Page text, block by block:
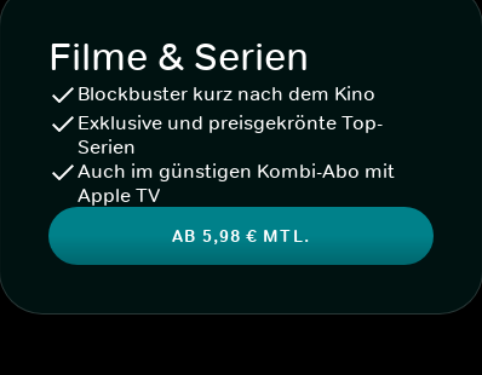
Filme & Serien
Blockbuster kurz nach dem Kino
Exklusive und preisgekrönte Top-
Serien
Auch im günstigen Kombi-Abo mit
Apple TV
AB 5,98 € MTL.